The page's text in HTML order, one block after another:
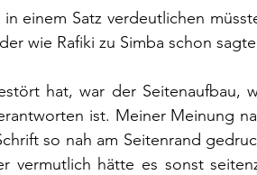
einem Satz verdeutlichen
wie Rafiki zu Simba schon
hat, war der Seitenaufbau,
ist. Meiner Meinung
so nah am Seitenrand
vermutlich hätte es sonst